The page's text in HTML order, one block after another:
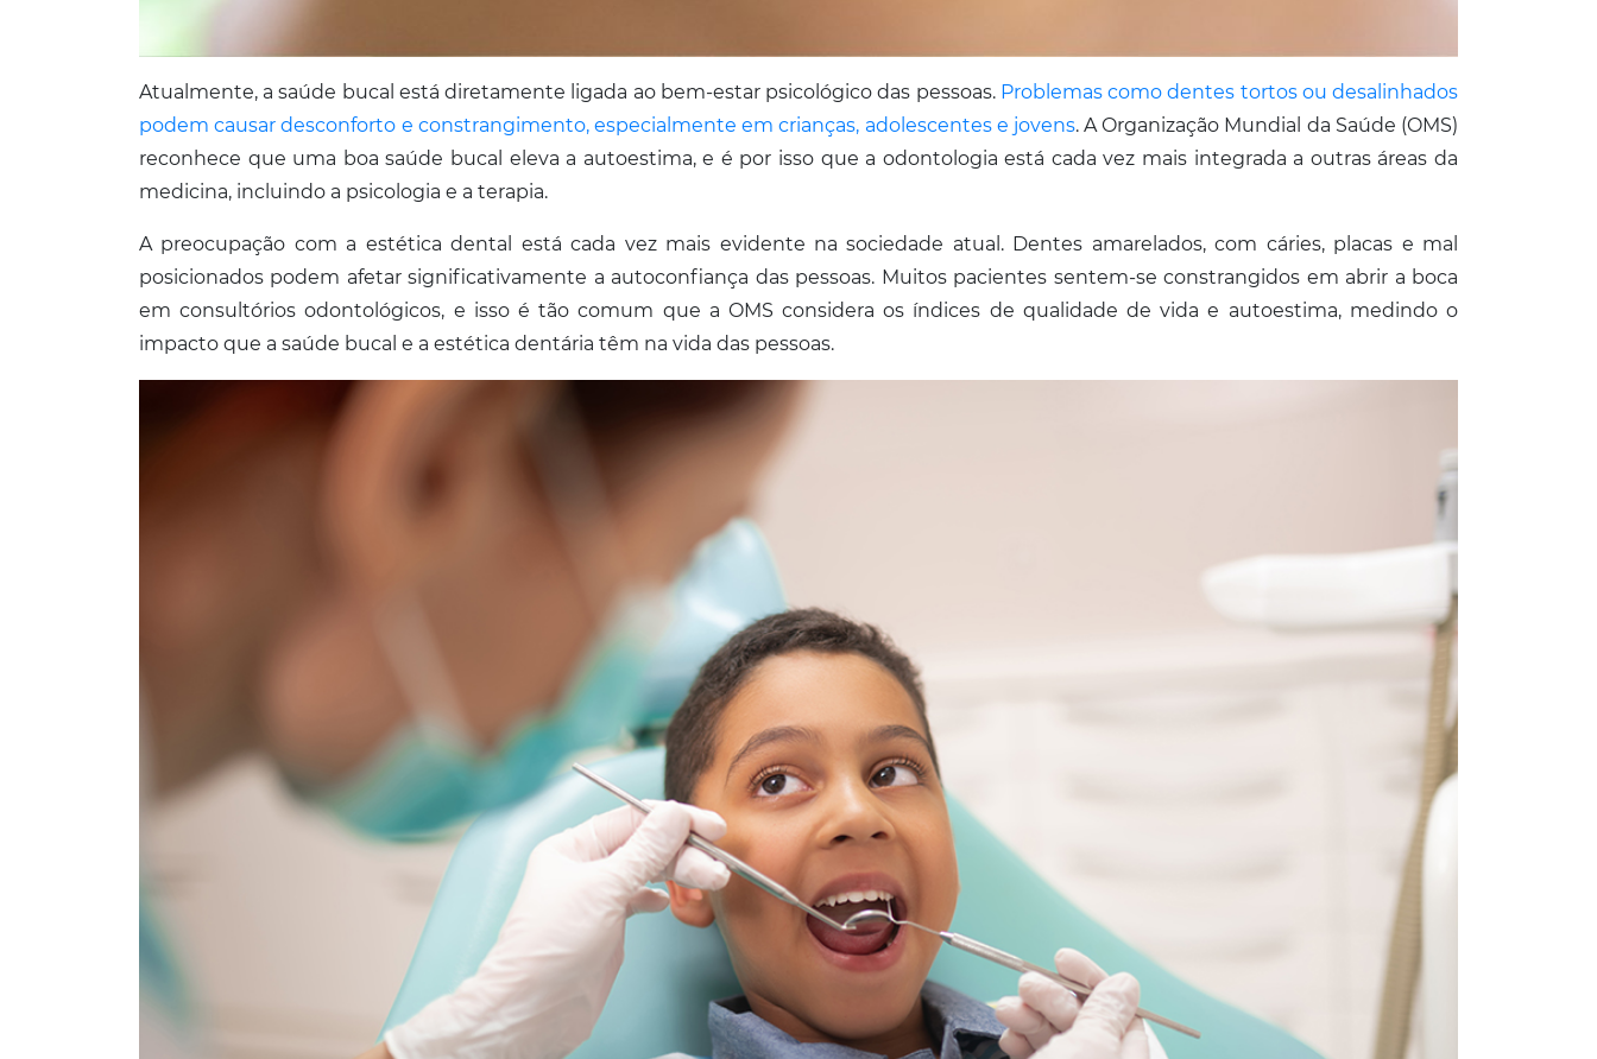
Atualmente, a saúde bucal está diretamente ligada ao bem-estar psicológico das pessoas. Problemas como dentes tortos ou desalinhados
podem causar desconforto e constrangimento, especialmente em crianças, adolescentes e jovens. A Organização Mundial da Saúde (OMS)
reconhece que uma boa saúde bucal eleva a autoestima, e é por isso que a odontologia está cada vez mais integrada a outras áreas da
medicina, incluindo a psicologia e a terapia.
A preocupação com a estética dental está cada vez mais evidente na sociedade atual. Dentes amarelados, com cáries, placas e mal
posicionados podem afetar significativamente a autoconfiança das pessoas. Muitos pacientes sentem-se constrangidos em abrir a boca
em consultórios odontológicos, e isso é tão comum que a OMS considera os índices de qualidade de vida e autoestima, medindo o
impacto que a saúde bucal e a estética dentária têm na vida das pessoas.